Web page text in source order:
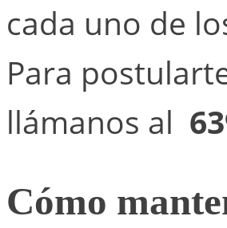
cada uno de
Para
llámanos al
Cómo